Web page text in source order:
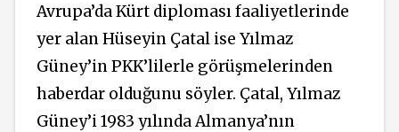
Avrupa’da Kürt diploması faaliyetlerinde
yer alan Hüseyin Çatal ise Yılmaz
Güney’in PKK’lilerle görüşmelerinden
haberdar olduğunu söyler. Çatal, Yılmaz
Güney’i 1983 yılında Almanya’nın